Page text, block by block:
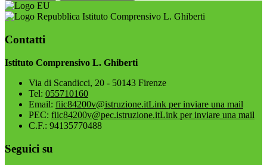
Istituto Comprensivo L. Ghiberti
Contatti
Istituto Comprensivo L. Ghiberti
Via di Scandicci, 20 - 50143 Firenze
Tel: 055710160
Email: fiic84200v@istruzione.itLink per inviare una mail
PEC: fiic84200v@pec.istruzione.itLink per inviare una mail
C.F.: 94135770488
Seguici su